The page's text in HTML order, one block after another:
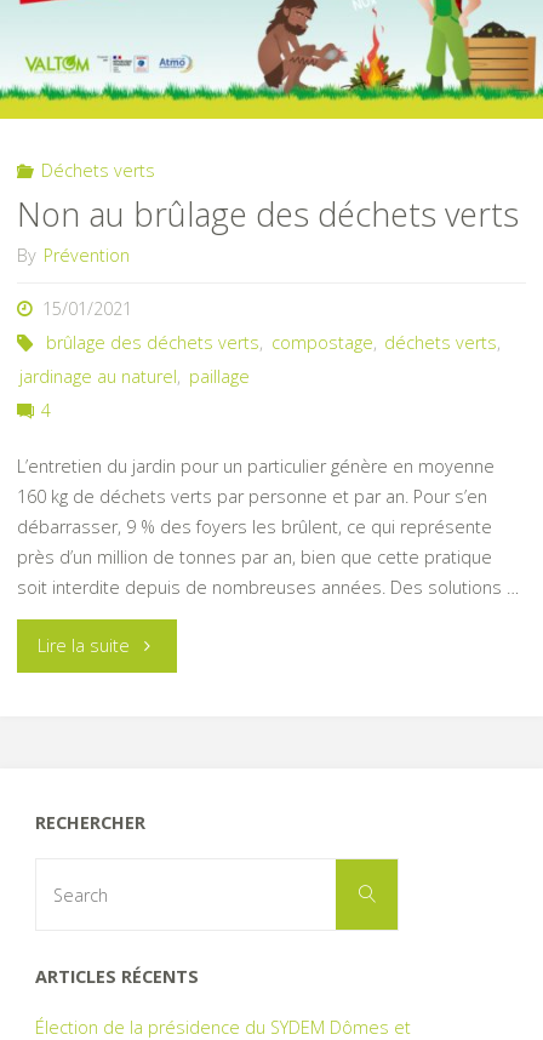
Déchets verts
Non au brûlage des déchets verts
By Prévention
15/01/2021
brûlage des déchets verts, compostage, déchets verts,
jardinage au naturel, paillage
4
L’entretien du jardin pour un particulier génère en moyenne
160 kg de déchets verts par personne et par an. Pour s’en
débarrasser, 9 % des foyers les brûlent, ce qui représente
près d’un million de tonnes par an, bien que cette pratique
soit interdite depuis de nombreuses années. Des solutions …
Lire la suite"Non
RECHERCHER
Search
ARTICLES RÉCENTS
Élection de la présidence du SYDEM Dômes et